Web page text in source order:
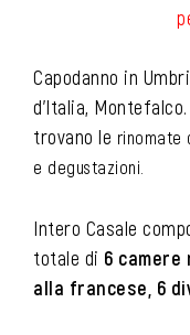
Capodanno in
d’Italia,
trovano le rinomate
e degustazioni.
Intero Casale
totale di 6
alla francese, 6